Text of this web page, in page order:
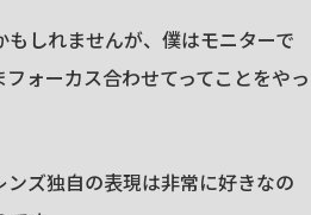
しれませんが、僕はモニターで
ォーカス合わせてってことをやっ
ズ独自の表現は非常に好きなの